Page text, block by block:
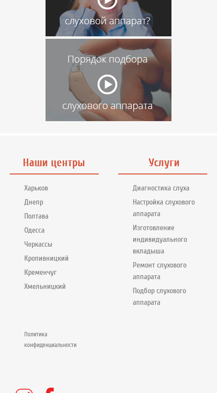
Наши центры
Харьков
Днепр
Полтава
Одесса
Черкассы
Кропивницкий
Кременчуг
Хмельницкий
Услуги
Диагностика слуха
Настройка слухового
аппарата
Изготовление
индивидуального
вкладыша
Ремонт слухового
аппарата
Подбор слухового
аппарата
Политика
конфиденциальности